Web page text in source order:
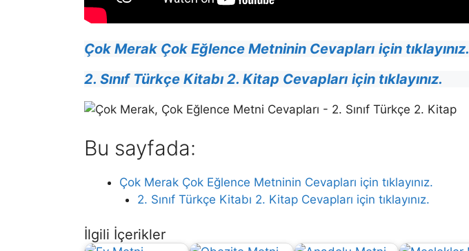
Çok Merak Çok Eğlence Metninin Cevapları için tıklayınız.
2. Sınıf Türkçe Kitabı 2. Kitap Cevapları için tıklayınız.
Bu sayfada:
Çok Merak Çok Eğlence Metninin Cevapları için tıklayınız.
2. Sınıf Türkçe Kitabı 2. Kitap Cevapları için tıklayınız.
İlgili İçerikler